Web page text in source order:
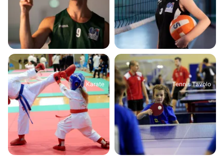
Karate Tennis Tavolo